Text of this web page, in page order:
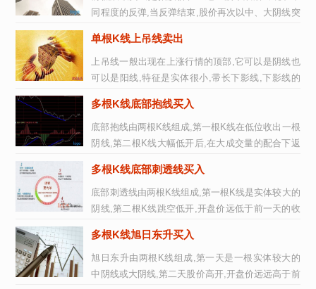
同程度的反弹,当反弹结束,股价再次以中、大阴线突
单根K线上吊线卖出
上吊线一般出现在上涨行情的顶部,它可以是阴线也
可以是阳线,特征是实体很小,带长下影线,下影线的
多根K线底部抱线买入
底部抱线由两根K线组成,第一根K线在低位收出一根
阴线,第二根K线大幅低开后,在大成交量的配合下返
多根K线底部刺透线买入
底部刺透线由两根K线组成,第一根K线是实体较大的
阴线,第二根K线跳空低开,开盘价远低于前一天的收
多根K线旭日东升买入
旭日东升由两根K线组成,第一天是一根实体较大的
中阴线或大阴线,第二天股价高开,开盘价远远高于前